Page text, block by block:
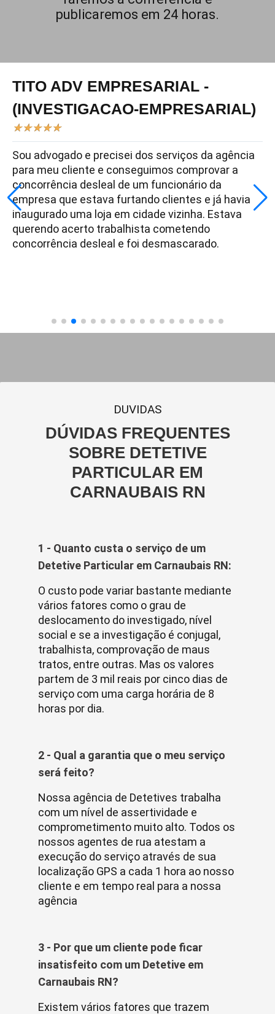
publicaremos em 24 horas.
TITO ADV EMPRESARIAL -
(INVESTIGACAO-EMPRESARIAL)
★★★★★
Sou advogado e precisei dos serviços da agência
para meu cliente e conseguimos comprovar a
concorrência desleal de um funcionário da
empresa que estava furtando clientes e já havia
inaugurado uma loja em cidade vizinha. Estava
querendo acerto trabalhista cometendo
concorrência desleal e foi desmascarado.
DUVIDAS
DÚVIDAS FREQUENTES
SOBRE DETETIVE
PARTICULAR EM
CARNAUBAIS RN
1 - Quanto custa o serviço de um
Detetive Particular em Carnaubais RN:
O custo pode variar bastante mediante
vários fatores como o grau de
deslocamento do investigado, nível
social e se a investigação é conjugal,
trabalhista, comprovação de maus
tratos, entre outras. Mas os valores
partem de 3 mil reais por cinco dias de
serviço com uma carga horária de 8
horas por dia.
2 - Qual a garantia que o meu serviço
será feito?
Nossa agência de Detetives trabalha
com um nível de assertividade e
comprometimento muito alto. Todos os
nossos agentes de rua atestam a
execução do serviço através de sua
localização GPS a cada 1 hora ao nosso
cliente e em tempo real para a nossa
agência
3 - Por que um cliente pode ficar
insatisfeito com um Detetive em
Carnaubais RN?
Existem vários fatores que trazem